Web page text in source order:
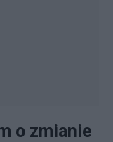
o zmianie